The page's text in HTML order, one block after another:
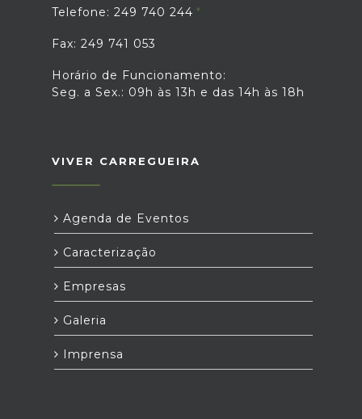
Telefone: 249 740 244
Fax: 249 741 053
Horário de Funcionamento:
Seg. a Sex.: 09h às 13h e das 14h às 18h
VIVER CARREGUEIRA
Agenda de Eventos
Caracterização
Empresas
Galeria
Imprensa